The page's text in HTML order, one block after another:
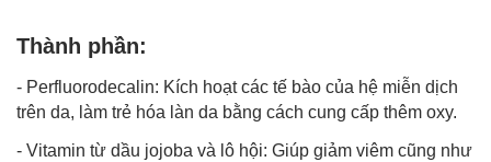
Thành phần:
- Perfluorodecalin: Kích hoạt các tế bào của hệ miễn dịch
trên da, làm trẻ hóa làn da bằng cách cung cấp thêm oxy.
- Vitamin từ dầu jojoba và lô hội: Giúp giảm viêm cũng như